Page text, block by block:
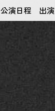
公演日程 出演